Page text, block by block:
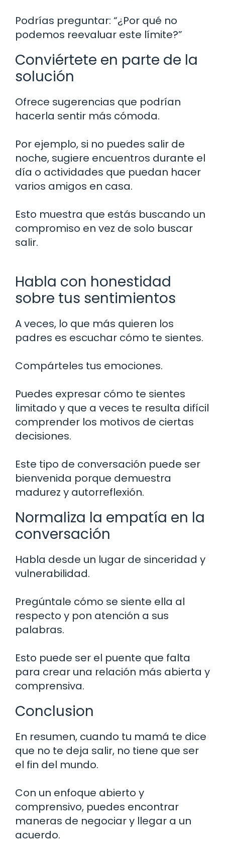
Podrías preguntar: “¿Por qué no
podemos reevaluar este límite?”
Conviértete en parte de la
solución
Ofrece sugerencias que podrían
hacerla sentir más cómoda.
Por ejemplo, si no puedes salir de
noche, sugiere encuentros durante el
día o actividades que puedan hacer
varios amigos en casa.
Esto muestra que estás buscando un
compromiso en vez de solo buscar
salir.
Habla con honestidad
sobre tus sentimientos
A veces, lo que más quieren los
padres es escuchar cómo te sientes.
Compárteles tus emociones.
Puedes expresar cómo te sientes
limitado y que a veces te resulta difícil
comprender los motivos de ciertas
decisiones.
Este tipo de conversación puede ser
bienvenida porque demuestra
madurez y autorreflexión.
Normaliza la empatía en la
conversación
Habla desde un lugar de sinceridad y
vulnerabilidad.
Pregúntale cómo se siente ella al
respecto y pon atención a sus
palabras.
Esto puede ser el puente que falta
para crear una relación más abierta y
comprensiva.
Conclusion
En resumen, cuando tu mamá te dice
que no te deja salir, no tiene que ser
el fin del mundo.
Con un enfoque abierto y
comprensivo, puedes encontrar
maneras de negociar y llegar a un
acuerdo.